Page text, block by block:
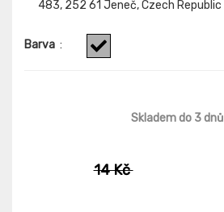
483, 252 61 Jeneč, Czech Republic
Barva :
Skladem do 3 dnů
14 Kč